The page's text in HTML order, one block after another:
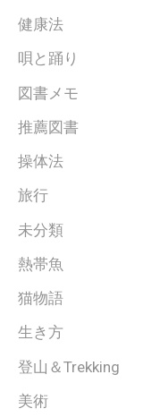
健康法
唄と踊り
図書メモ
推薦図書
操体法
旅行
未分類
熱帯魚
猫物語
生き方
登山＆Trekking
美術